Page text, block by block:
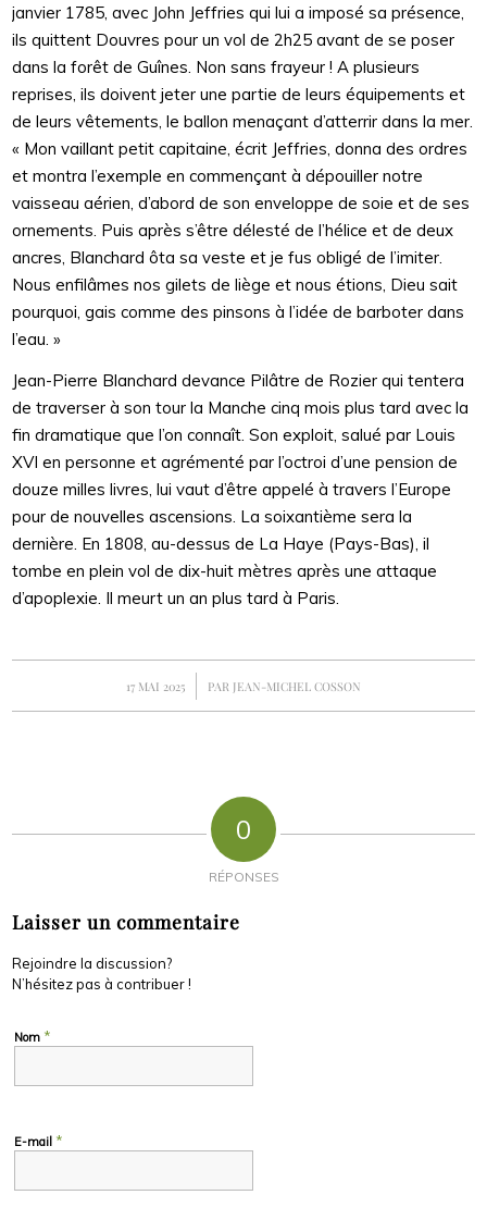
janvier 1785, avec John Jeffries qui lui a imposé sa présence,
ils quittent Douvres pour un vol de 2h25 avant de se poser
dans la forêt de Guînes. Non sans frayeur ! A plusieurs
reprises, ils doivent jeter une partie de leurs équipements et
de leurs vêtements, le ballon menaçant d’atterrir dans la mer.
« Mon vaillant petit capitaine, écrit Jeffries, donna des ordres
et montra l’exemple en commençant à dépouiller notre
vaisseau aérien, d’abord de son enveloppe de soie et de ses
ornements. Puis après s’être délesté de l’hélice et de deux
ancres, Blanchard ôta sa veste et je fus obligé de l’imiter.
Nous enfilâmes nos gilets de liège et nous étions, Dieu sait
pourquoi, gais comme des pinsons à l’idée de barboter dans
l’eau. »
Jean-Pierre Blanchard devance Pilâtre de Rozier qui tentera
de traverser à son tour la Manche cinq mois plus tard avec la
fin dramatique que l’on connaît. Son exploit, salué par Louis
XVI en personne et agrémenté par l’octroi d’une pension de
douze milles livres, lui vaut d’être appelé à travers l’Europe
pour de nouvelles ascensions. La soixantième sera la
dernière. En 1808, au-dessus de La Haye (Pays-Bas), il
tombe en plein vol de dix-huit mètres après une attaque
d’apoplexie. Il meurt un an plus tard à Paris.
17 MAI 2025
/ PAR JEAN-MICHEL COSSON
0
RÉPONSES
Laisser un commentaire
Rejoindre la discussion?
N’hésitez pas à contribuer !
Nom *
E-mail *